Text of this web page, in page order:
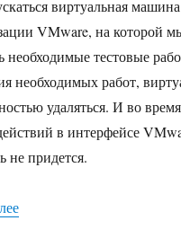
виртуальная
VMware, на которой
необходимые тестовые
необходимых работ,
удаляться. И во
в интерфейсе
не придется.
«Стыкуем Vagrant и